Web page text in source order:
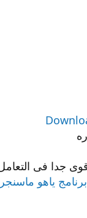
جدا فى
برنامج ياهو ماسنجر